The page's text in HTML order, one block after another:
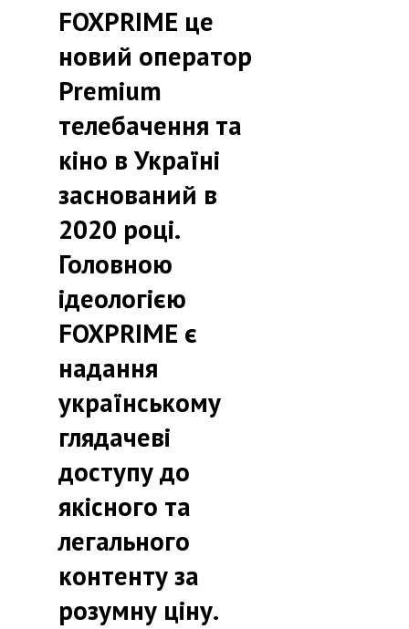
FOXPRIME це
новий оператор
Premium
телебачення та
кіно в Україні
заснований в
2020 році.
Головною
ідеологією
FOXPRIME є
надання
українському
глядачеві
доступу до
якісного та
легального
контенту за
розумну ціну.